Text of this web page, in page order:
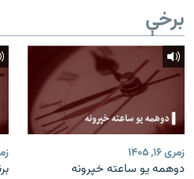
د ازادې اروپا/ ازادي راډيو ټولې پاڼې
برخې
زمری ۱۶, ۱۴۰۵
دوهمه یو ساعته خپرونه